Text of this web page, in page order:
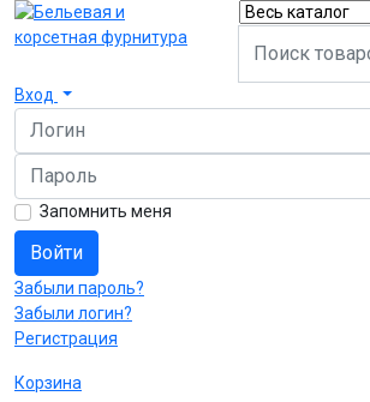
Вход
Логин
Пароль
Запомнить меня
Войти
Забыли пароль?
Забыли логин?
Регистрация
Корзина